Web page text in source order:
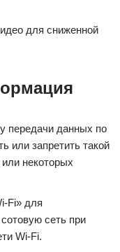
для сниженной
передачи данных по
или запретить такой
некоторых
Fi» для
сеть при
Wi-Fi.